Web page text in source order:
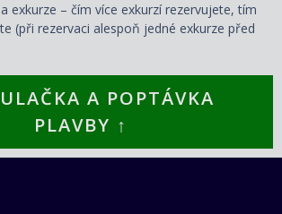
exkurze – čím více exkurzí rezervujete, tím
(při rezervaci alespoň jedné exkurze před
A POPTÁVKA
PLAVBY ↑